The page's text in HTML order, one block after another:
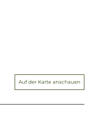
Auf der Karte anschauen